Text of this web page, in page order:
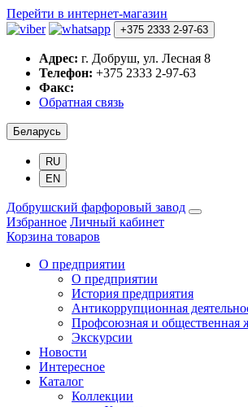
Перейти в интернет-магазин
+375 2333 2-97-63
Адрес: г. Добруш, ул. Лесная 8
Телефон: +375 2333 2-97-63
Факс:
Обратная связь
Беларусь
RU
EN
Добрушский фарфоровый завод
Избранное Личный кабинет
Корзина товаров
О предприятии
О предприятии
История предприятия
Антикоррупционная
Профсоюзная и общественная
Экскурсии
Новости
Интересное
Каталог
Коллекции